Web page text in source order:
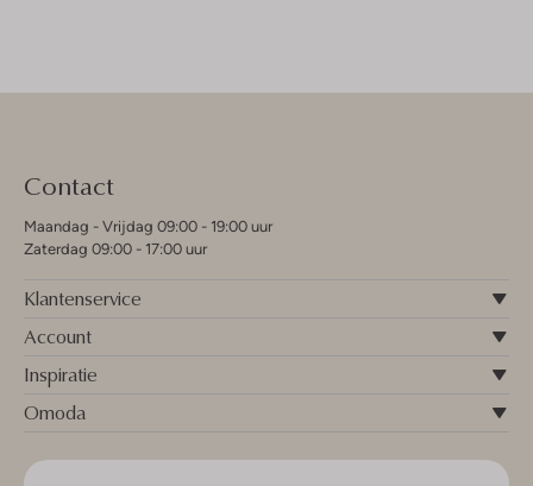
Contact
Maandag - Vrijdag 09:00 - 19:00 uur
Zaterdag 09:00 - 17:00 uur
Klantenservice
Account
Inspiratie
Omoda